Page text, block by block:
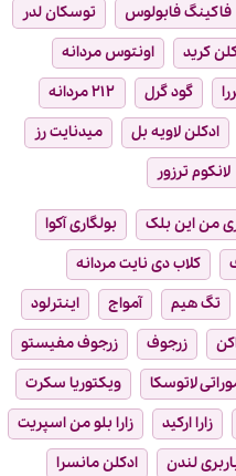
فاکینگ فابولوس
توسکان لدر
کرید
اونتوس مردانه
گود گرل
۲۱۲ مردانه
ادکلن لاویه بل
میدنایت رز
لانکوم ترزور
من این بلک
بولگاری آکوا
کلاب دی نایت مردانه
تگ هیم آمواج
اینترلود
زرجوف
زرجوف مفیستو
لاتوسکا
ویکتوریا سکرت
زارا ارکید
زارا بلو من اسپریت
لندن
ادکلن مانسرا